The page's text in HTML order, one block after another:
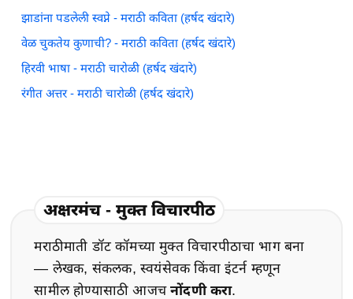
झाडांना पडलेली स्वप्ने - मराठी कविता (हर्षद खंदारे)
वेळ चुकतेय कुणाची? - मराठी कविता (हर्षद खंदारे)
हिरवी भाषा - मराठी चारोळी (हर्षद खंदारे)
रंगीत अत्तर - मराठी चारोळी (हर्षद खंदारे)
अक्षरमंच - मुक्त विचारपीठ
मराठीमाती डॉट कॉमच्या मुक्त विचारपीठाचा भाग बना
— लेखक, संकलक, स्वयंसेवक किंवा इंटर्न म्हणून
सामील होण्यासाठी आजचनोंदणी करा.